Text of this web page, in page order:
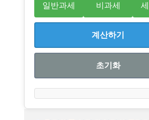
일반과세 비과세
계산하기
초기화